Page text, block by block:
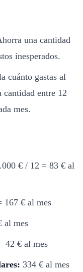
una cantidad
inesperados.
cuánto gastas al
cantidad entre 12
mes.
€ / 12 = 83 € al
167 € al mes
al mes
42 € al mes
334 € al mes